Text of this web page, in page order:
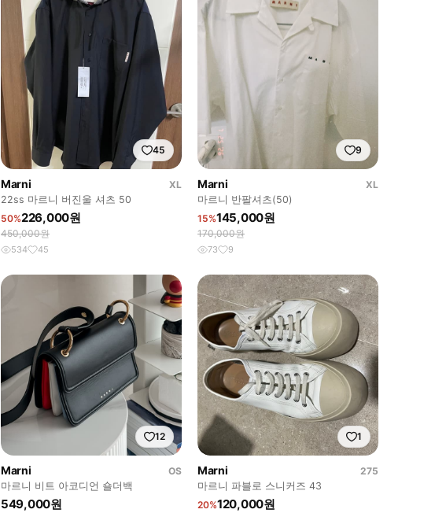
45
Marni
XL
22ss 마르니 버진울 셔츠 50
50%226,000원
450,000원
534 45
9
Marni
XL
마르니 반팔셔츠(50)
15%145,000원
170,000원
73 9
12
Marni
OS
마르니 비트 아코디언 숄더백
549,000원
1
Marni
275
마르니 파블로 스니커즈 43
20%120,000원